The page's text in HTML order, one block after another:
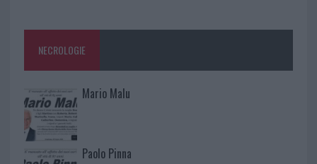
NECROLOGIE
Mario Malu
Paolo Pinna